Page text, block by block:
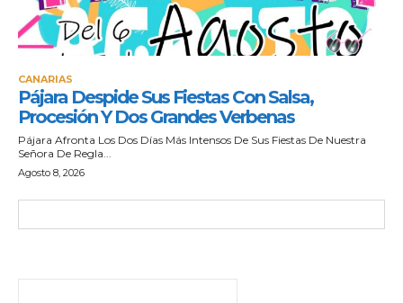
CANARIAS
Pájara Despide Sus Fiestas Con Salsa,
Procesión Y Dos Grandes Verbenas
Pájara Afronta Los Dos Días Más Intensos De Sus Fiestas De Nuestra
Señora De Regla...
Agosto 8, 2026